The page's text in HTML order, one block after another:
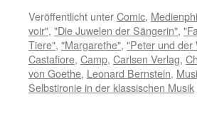
Veröffentlicht unterComic,
voir", "Die Juwelen der Sängerin",
Tiere", "Margarethe", "Peter und der
Castafiore, Camp, Carlsen Verlag,
von Goethe, Leonard Bernstein,
Selbstironie in der klassischen Musik